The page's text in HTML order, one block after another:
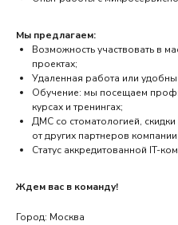
Мы предлагаем:
Возможность участвовать в
проектах;
Удаленная работа или
Обучение: мы посещаем
курсах и тренингах;
ДМС со стоматологией,
от других партнеров компании;
Статус аккредитованной IT-
Ждем вас в команду!
Город: Москва